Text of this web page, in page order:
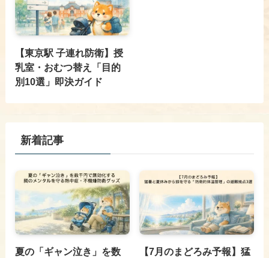
【東京駅 子連れ防衛】授
乳室・おむつ替え「目的
別10選」即決ガイド
新着記事
夏の「ギャン泣き」を数
【7月のまどろみ予報】猛